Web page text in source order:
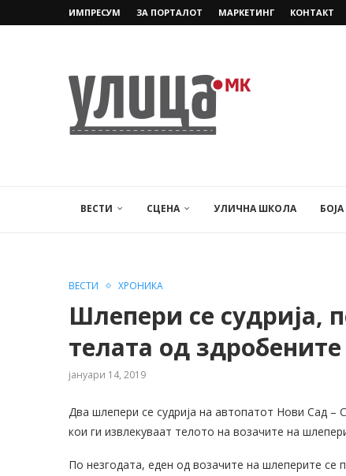
ИМПРЕСУМ ЗА ПОРТАЛОТ МАРКЕТИНГ КОНТАКТ
ВЕСТИ СЦЕНА УЛИЧНА ШКОЛА
ВЕСТИ ХРОНИКА
Шлепери се судрија,
телата од
јануари 14, 2019
Два шлепери се судрија на автопатот Нови Сад –
кои ги извлекуваат телото на возачите на
По незгодата, еден од возачите на шлеперите